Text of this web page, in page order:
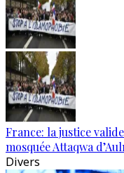
France: la justice
mosquée Attaqwa
Divers